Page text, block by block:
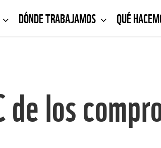
DÓNDE TRABAJAMOS QUÉ
de los